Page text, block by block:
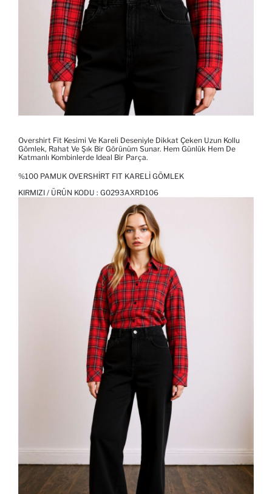
Overshirt Fit Kesimi Ve Kareli Deseniyle Dikkat Çeken Uzun Kollu
Gömlek, Rahat Ve Şık Bir Görünüm Sunar. Hem Günlük Hem De
Katmanlı Kombinlerde Ideal Bir Parça.
%100 PAMUK OVERSHIRT FIT KARELI GÖMLEK
KIRMIZI / ÜRÜN KODU : G0293AXRD106